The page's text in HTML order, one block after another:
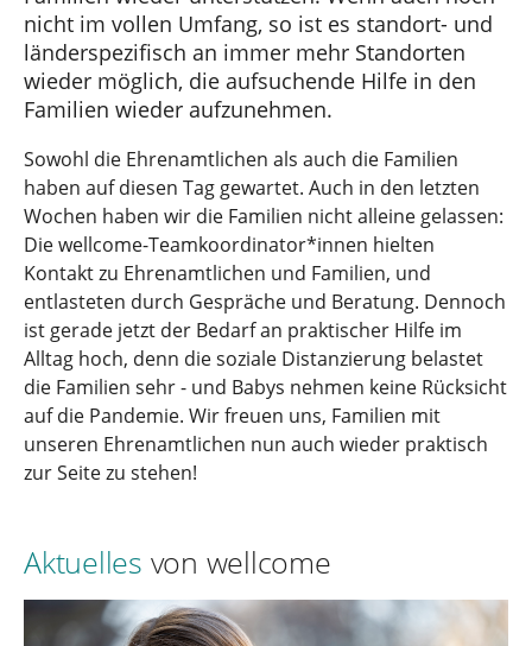
nicht im vollen Umfang, so ist es standort- und
länderspezifisch an immer mehr Standorten
wieder möglich, die aufsuchende Hilfe in den
Familien wieder aufzunehmen.
Sowohl die Ehrenamtlichen als auch die Familien
haben auf diesen Tag gewartet. Auch in den letzten
Wochen haben wir die Familien nicht alleine gelassen:
Die wellcome-Teamkoordinator*innen hielten
Kontakt zu Ehrenamtlichen und Familien, und
entlasteten durch Gespräche und Beratung. Dennoch
ist gerade jetzt der Bedarf an praktischer Hilfe im
Alltag hoch, denn die soziale Distanzierung belastet
die Familien sehr - und Babys nehmen keine Rücksicht
auf die Pandemie. Wir freuen uns, Familien mit
unseren Ehrenamtlichen nun auch wieder praktisch
zur Seite zu stehen!
Aktuelles von wellcome